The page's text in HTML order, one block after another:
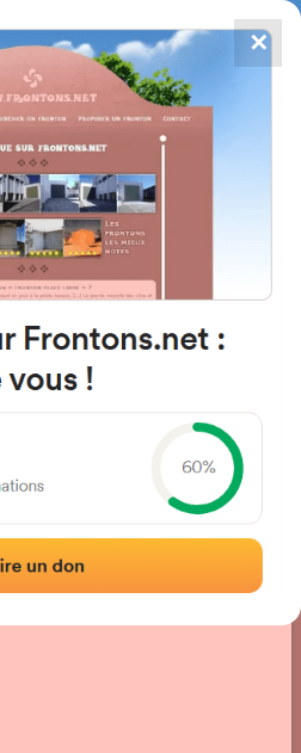
UN FRONTÓN
UN FRONTÓN
Espagne
Comentarios y reseñas
✕